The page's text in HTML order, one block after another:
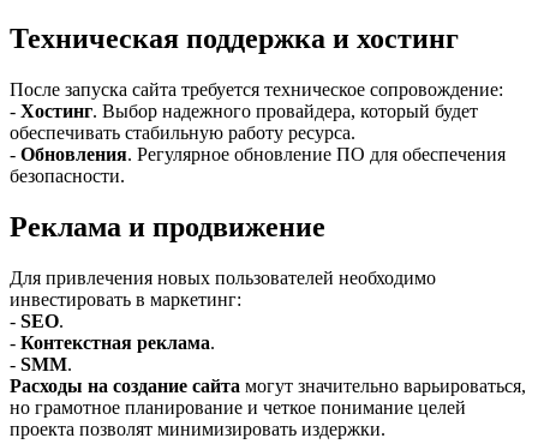
Техническая поддержка и хостинг
После запуска сайта требуется техническое сопровождение:
- Хостинг. Выбор надежного провайдера, который будет
обеспечивать стабильную работу ресурса.
- Обновления. Регулярное обновление ПО для обеспечения
безопасности.
Реклама и продвижение
Для привлечения новых пользователей необходимо
инвестировать в маркетинг:
- SEO.
- Контекстная реклама.
- SMM.
Расходы на создание сайта могут значительно варьироваться,
но грамотное планирование и четкое понимание целей
проекта позволят минимизировать издержки.